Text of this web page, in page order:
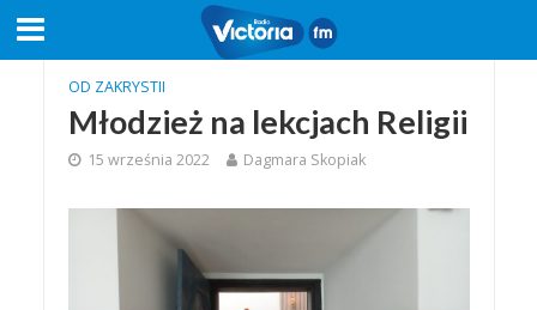
OD ZAKRYSTII
Młodzież na lekcjach Religii
15 września 2022 Dagmara Skopiak